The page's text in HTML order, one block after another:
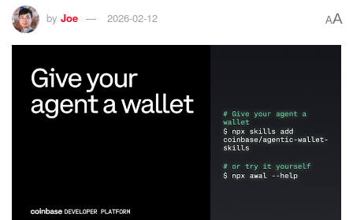
by Joe 2026-02-12 AA